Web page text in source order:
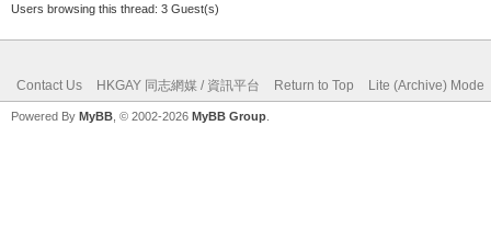
Users browsing this thread: 3 Guest(s)
Contact Us HKGAY 同志網媒 / 資訊平台 Return to Top Lite (Archive) Mode
Powered By MyBB , © 2002-2026 MyBB Group